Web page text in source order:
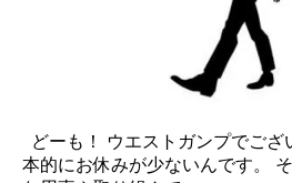
どーも！ ウエストガンプでござ
本的にお休みが少ないんです。